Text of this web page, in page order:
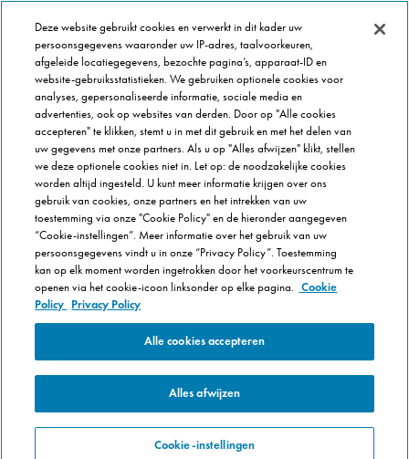
Beheer je voorkeuren
FRANCHISE INFO
Domino's Franchise
Selectie Criteria
Veel gestelde vragen
OVER DOMINOS
Werken bij Domino's
Onze keuken
Care team (voor medewerkers)
Cookie Policy
Cookie-instellingen
Copyright © Domino's Pizza Belgium SPRL 2015
Deze website gebruikt cookies en verwerkt in dit kader uw
persoonsgegevens waaronder uw IP-adres, taalvoorkeuren,
afgeleide locatiegegevens, bezochte pagina’s, apparaat-ID en
website-gebruiksstatistieken. We gebruiken optionele cookies voor
analyses, gepersonaliseerde informatie, sociale media en
advertenties, ook op websites van derden. Door op "Alle cookies
accepteren" te klikken, stemt u in met dit gebruik en met het delen van
uw gegevens met onze partners. Als u op "Alles afwijzen" klikt, stellen
we deze optionele cookies niet in. Let op: de noodzakelijke cookies
worden altijd ingesteld. U kunt meer informatie krijgen over ons
gebruik van cookies, onze partners en het intrekken van uw
toestemming via onze "Cookie Policy" en de hieronder aangegeven
“Cookie-instellingen”. Meer informatie over het gebruik van uw
persoonsgegevens vindt u in onze “Privacy Policy”. Toestemming
kan op elk moment worden ingetrokken door het voorkeurscentrum te
openen via het cookie-icoon linksonder op elke pagina. Cookie
Policy Privacy Policy
Alle cookies accepteren
Alles afwijzen
Cookie-instellingen